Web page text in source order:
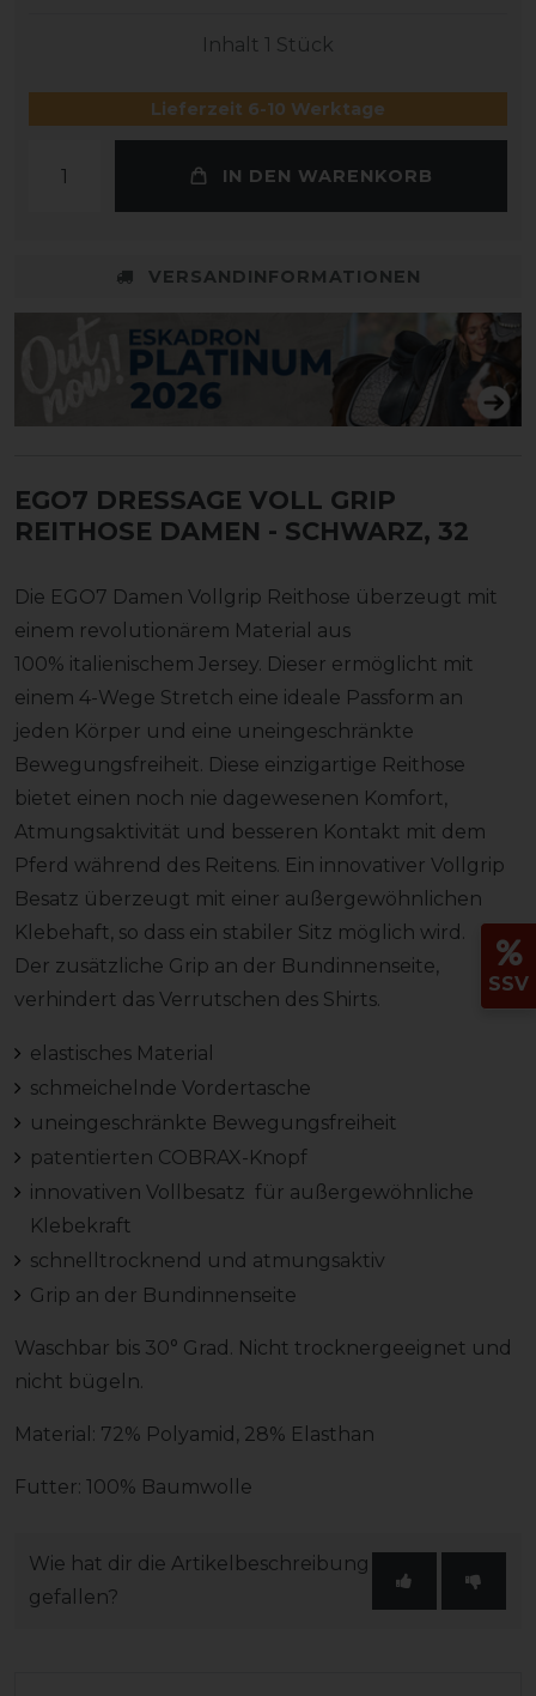
Inhalt 1 Stück
Lieferzeit 6-10 Werktage
IN DEN WARENKORB
VERSANDINFORMATIONEN
EGO7 DRESSAGE VOLL GRIP
REITHOSE DAMEN - SCHWARZ, 32
Die EGO7 Damen Vollgrip Reithose überzeugt mit
einem revolutionärem Material aus
100% italienischem Jersey. Dieser ermöglicht mit
einem 4-Wege Stretch eine ideale Passform an
jeden Körper und eine uneingeschränkte
Bewegungsfreiheit. Diese einzigartige Reithose
bietet einen noch nie dagewesenen Komfort,
Atmungsaktivität und besseren Kontakt mit dem
Pferd während des Reitens. Ein innovativer Vollgrip
Besatz überzeugt mit einer außergewöhnlichen
Klebehaft, so dass ein stabiler Sitz möglich wird.
Der zusätzliche Grip an der Bundinnenseite,
verhindert das Verrutschen des Shirts.
elastisches Material
schmeichelnde Vordertasche
uneingeschränkte Bewegungsfreiheit
patentierten COBRAX-Knopf
innovativen Vollbesatz für außergewöhnliche
Klebekraft
schnelltrocknend und atmungsaktiv
Grip an der Bundinnenseite
Waschbar bis 30° Grad. Nicht trocknergeeignet und
nicht bügeln.
Material: 72% Polyamid, 28% Elasthan
Futter: 100% Baumwolle
Wie hat dir die Artikelbeschreibung
gefallen?
SSV